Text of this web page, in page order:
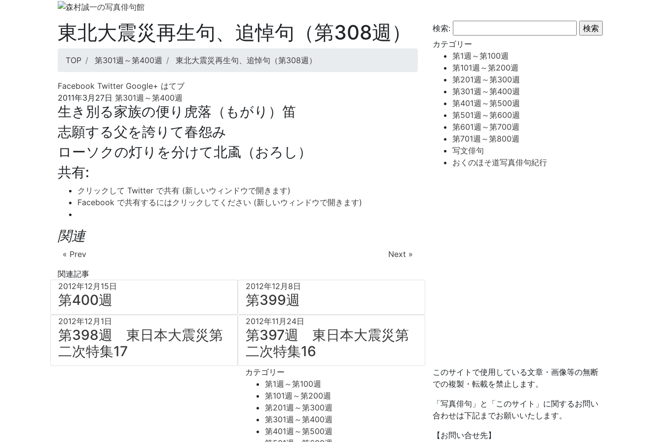
東北大震災再生句、追悼句（第308週）
TOP 第301週～第400週 東北大震災再生句、追悼句（第308週）
Facebook Twitter Google+ はてブ
2011年3月27日 第301週～第400週
生き別る家族の便り虎落（もがり）笛
志願する父を誇りて春怨み
ローソクの灯りを分けて北颪（おろし）
共有:
クリックして Twitter で共有 (新しいウィンドウで開きます)
Facebook で共有するにはクリックしてください (新しいウィンドウで開きます)
関連
« Prev
Next »
関連記事
2012年12月15日
第400週
2012年12月8日
第399週
2012年12月1日
第398週 東日本大震災第
二次特集17
2012年11月24日
第397週 東日本大震災第
二次特集16
検索:
カテゴリー
第1週～第100週
第101週～第200週
第201週～第300週
第301週～第400週
第401週～第500週
第501週～第600週
第601週～第700週
第701週～第800週
写文俳句
おくのほそ道写真俳句紀行
カテゴリー
第1週～第100週
第101週～第200週
第201週～第300週
第301週～第400週
第401週～第500週
このサイトで使用している文章・画像等の無断
での複製・転載を禁止します。
「写真俳句」と「このサイト」に関するお問い
合わせは下記までお願いいたします。
【お問い合せ先】